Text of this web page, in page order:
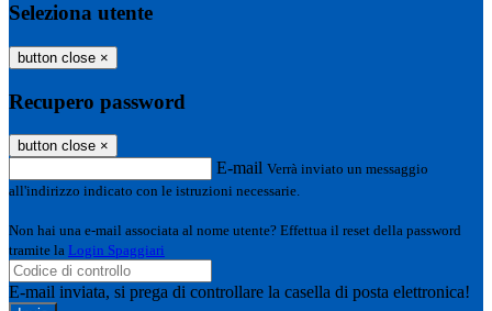
Seleziona utente
button close ×
Recupero password
button close ×
E-mail Verrà inviato un messaggio
all'indirizzo indicato con le istruzioni necessarie.
Non hai una e-mail associata al nome utente? Effettua il reset della password
tramite la Login Spaggiari
E-mail inviata, si prega di controllare la casella di posta elettronica!